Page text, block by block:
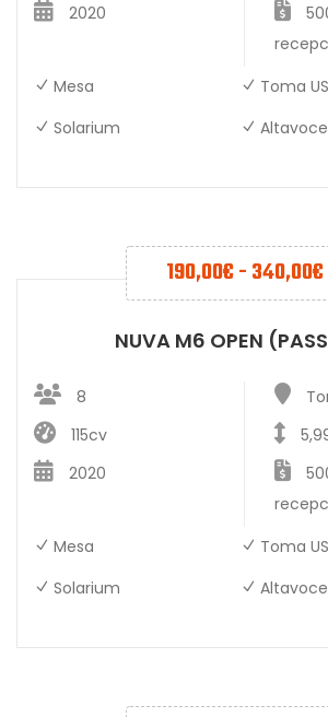
2020
Mesa
Toma
Solarium
190,00€-340,00€
NUVA M6 OPEN
8
115cv
2020
Mesa
Toma
Solarium